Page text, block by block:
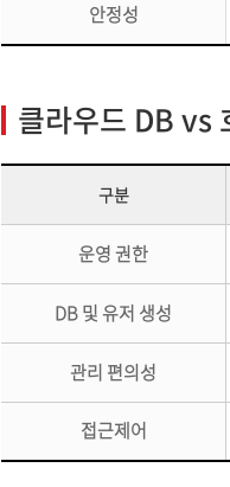
안정성
클라우드 DB vs
구분
운영 권한
DB 및 유저 생성
관리 편의성
접근제어